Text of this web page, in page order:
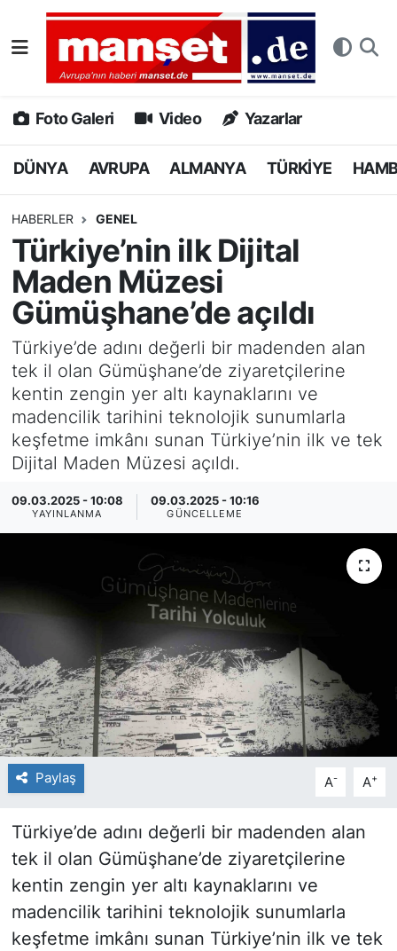
Foto Galeri Video Yazarlar
DÜNYA AVRUPA ALMANYA TÜRKİYE
HABERLER GENEL
Türkiye’nin ilk Dijital
Maden Müzesi
Gümüşhane’de açıldı
Türkiye’de adını değerli bir madenden alan
tek il olan Gümüşhane’de ziyaretçilerine
kentin zengin yer altı kaynaklarını ve
madencilik tarihini teknolojik sunumlarla
keşfetme imkânı sunan Türkiye’nin ilk ve tek
Dijital Maden Müzesi açıldı.
09.03.2025 - 10:08
YAYINLANMA
09.03.2025 - 10:16
GÜNCELLEME
Paylaş A- A+
Türkiye’de adını değerli bir madenden alan
tek il olan Gümüşhane’de ziyaretçilerine
kentin zengin yer altı kaynaklarını ve
madencilik tarihini teknolojik sunumlarla
keşfetme imkânı sunan Türkiye’nin ilk ve tek
DÜNYA
AVRUPA
ALMANYA
HAMBURG
SPOR
DEUTSCH
EKONOMİ
SİYASET
SAĞLIK
Nöbetçi Eczaneler
Hava Durumu
Namaz Vakitleri
Puan Durumu ve Fikstür
Tüm Manşetler
Son Dakika Haberleri
Haber Arşivi